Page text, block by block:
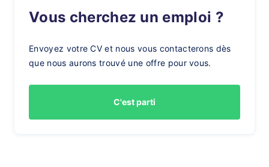
Vous cherchez un emploi ?
Envoyez votre CV et nous vous contacterons dès
que nous aurons trouvé une offre pour vous.
C'est parti